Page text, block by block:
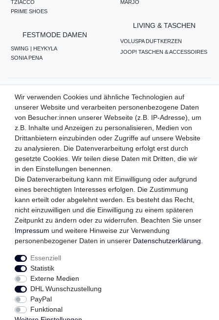
TZIACCO
PRIME SHOES
FESTMODE DAMEN
SWING | HEYKYLA
SONIA PENA
MARJO
LIVING & TASCHEN
VOLUSPA DUFTKERZEN
JOOP! TASCHEN & ACCESSOIRES
ZAHLUNGSMETHODEN
WIR VERSENDEN MIT
QUALITÄTSVERSPRECHEN
FOLGEN SIE UNS
Impressum
Widerrufs­recht Vertrag widerrufen
Wir verwenden Cookies und ähnliche Technologien auf
unserer Website und verarbeiten personenbezogene Daten
von Besucher:innen unserer Webseite (z.B. IP-Adresse), um
z.B. Inhalte und Anzeigen zu personalisieren, Medien von
Drittanbietern einzubinden oder Zugriffe auf unsere Website
zu analysieren. Die Datenverarbeitung erfolgt erst durch
gesetzte Cookies. Wir teilen diese Daten mit Dritten, die wir
in den Einstellungen benennen.
Die Datenverarbeitung kann mit Einwilligung oder aufgrund
eines berechtigten Interesses erfolgen. Die Zustimmung
kann erteilt oder abgelehnt werden. Es besteht das Recht,
nicht einzuwilligen und die Einwilligung zu einem späteren
Zeitpunkt zu ändern oder zu widerrufen. Beachten Sie unser
Impressum und weitere Hinweise zur Verwendung
personenbezogener Daten in unserer Daten­schutz­erklärung
Essenziell
Statistik
Externe Medien
DHL Wunschzustellung
PayPal
Funktional